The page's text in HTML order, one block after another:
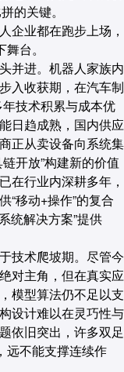
的关键。
企业都在跑步上场，
台。
并进。机器人家族内
入收获期 ，在汽车制
技术积累与成本优
日趋成熟，国内供应
正从卖设备向系统集
开放”构建新的价值
在行业内深耕多年，
“移动+操作”的复合
统解决方案”提供
技术爬坡期。尽管今
对主角，但在真实应
模型算法仍不足以支
设计难以在灵巧性与
依旧突出，许多双足
远不能支撑连续作